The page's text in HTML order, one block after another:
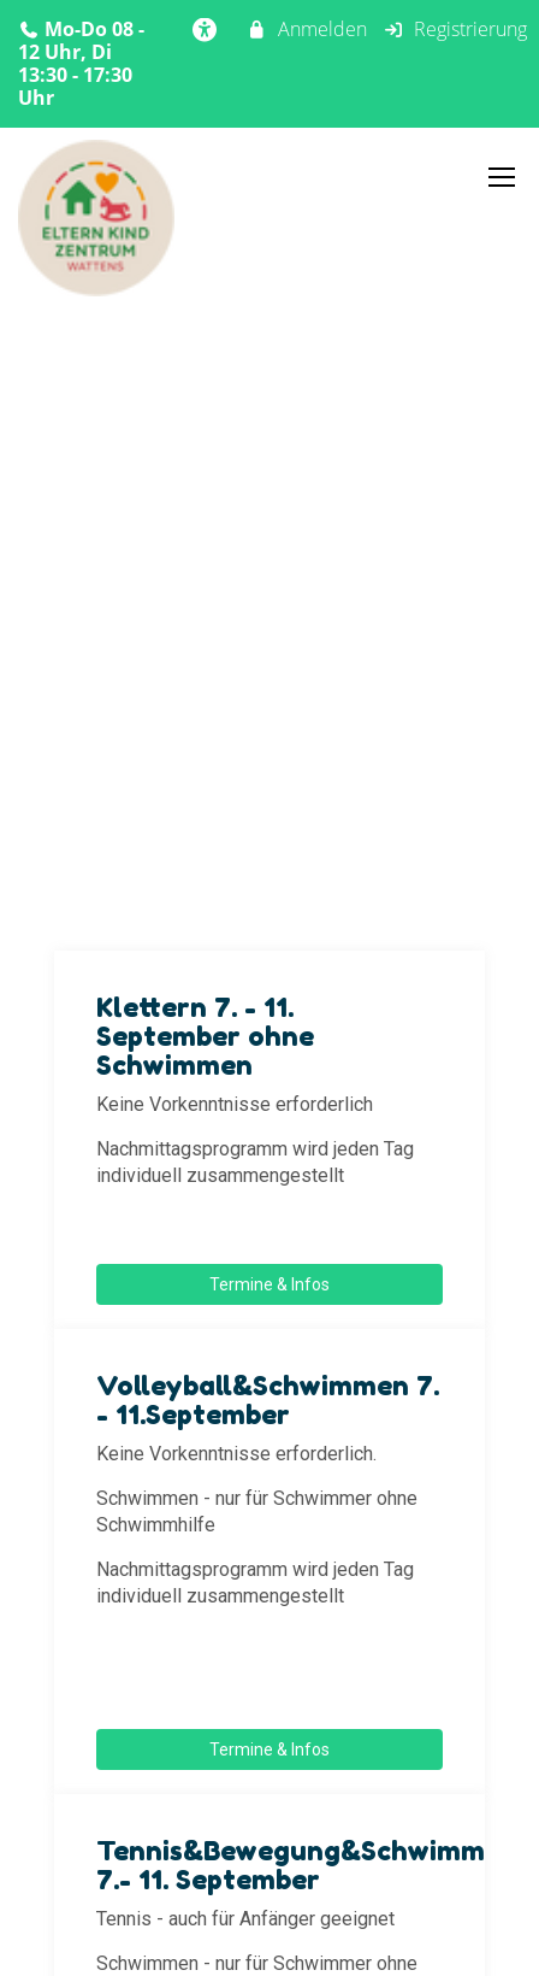
Mo-Do 08 -
12 Uhr, Di
13:30 - 17:30
Uhr
Anmelden Registrierung
Klettern 7. - 11.
September ohne
Schwimmen
Keine Vorkenntnisse erforderlich
Nachmittagsprogramm wird jeden Tag
individuell zusammengestellt
Termine & Infos
Volleyball&Schwimmen 7.
- 11.September
Keine Vorkenntnisse erforderlich.
Schwimmen - nur für Schwimmer ohne
Schwimmhilfe
Nachmittagsprogramm wird jeden Tag
individuell zusammengestellt
Termine & Infos
Tennis&Bewegung&Schwimmen
7.- 11. September
Tennis - auch für Anfänger geeignet
Schwimmen - nur für Schwimmer ohne